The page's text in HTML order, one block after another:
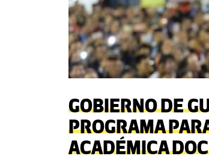
GOBIERNO DE
PROGRAMA
ACADÉMICA